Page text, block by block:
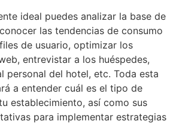
ideal puedes analizar la base de
las tendencias de consumo
de usuario, optimizar los
entrevistar a los huéspedes,
personal del hotel, etc. Toda esta
a entender cuál es el tipo de
establecimiento, así como sus
para implementar estrategias